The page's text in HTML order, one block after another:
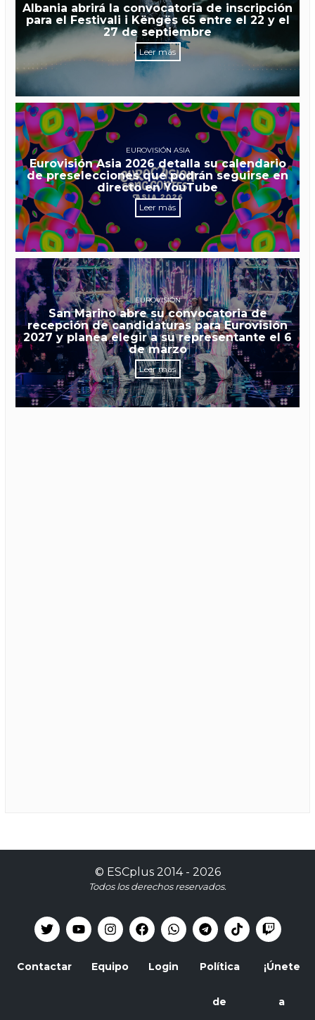
Albania abrirá la convocatoria de inscripción
para el Festivali i Këngës 65 entre el 22 y el
27 de septiembre
Leer más
EUROVISIÓN ASIA
Eurovisión Asia 2026 detalla su calendario
de preselecciones que podrán seguirse en
directo en YouTube
Leer más
EUROVISIÓN
San Marino abre su convocatoria de
recepción de candidaturas para Eurovisión
2027 y planea elegir a su representante el 6
de marzo
Leer más
© ESCplus2014 - 2026
Todos los derechos reservados.
Contactar Equipo Login Política
de
¡Únete
a